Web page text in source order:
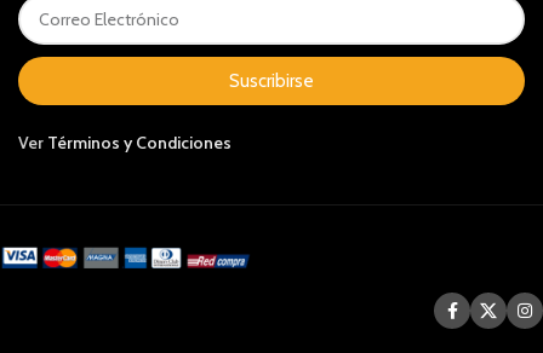
Suscribirse
Ver Términos y Condiciones